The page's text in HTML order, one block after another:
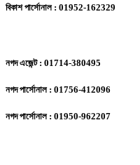
বিকাশ পার্সোনাল : 01952-162329
নগদ এজেন্ট : 01714-380495
নগদ পার্সোনাল : 01756-412096
নগদ পার্সোনাল : 01950-962207